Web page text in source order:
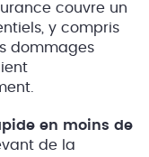
couvre un
y compris
dommages
en moins de
de la